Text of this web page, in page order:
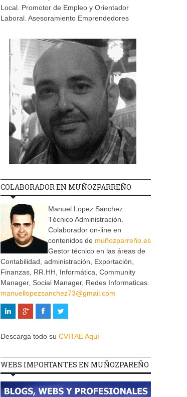
Local. Promotor de Empleo y Orientador
Laboral. Asesoramiento Emprendedores
COLABORADOR EN MUÑOZPARREÑO
Manuel Lopez Sanchez.
Técnico Administración.
Colaborador on-line en
contenidos de muñozparreño.es
Gestor técnico en las áreas de
Contabilidad, administración, Exportación,
Finanzas, RR.HH, Informática, Community
Manager, Social Manager, Redes Informaticas.
manuellopezsanchez73@gmail.com
Descarga todo su CVITAE Aquí
WEBS IMPORTANTES EN MUÑOZPAREÑO